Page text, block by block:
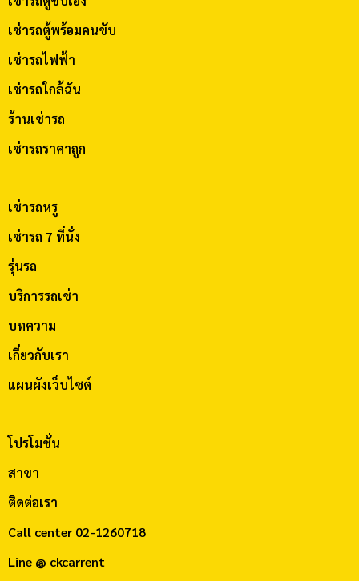
เช่ารถตู้พร้อมคนขับ
เช่ารถไฟฟ้า
เช่ารถใกล้ฉัน
ร้านเช่ารถ
เช่ารถราคาถูก
เช่ารถหรู
เช่ารถ 7 ที่นั่ง
รุ่นรถ
บริการรถเช่า
บทความ
เกี่ยวกับเรา
แผนผังเว็บไซต์
โปรโมชั่น
สาขา
ติดต่อเรา
Call center 02-1260718
Line @ ckcarrent